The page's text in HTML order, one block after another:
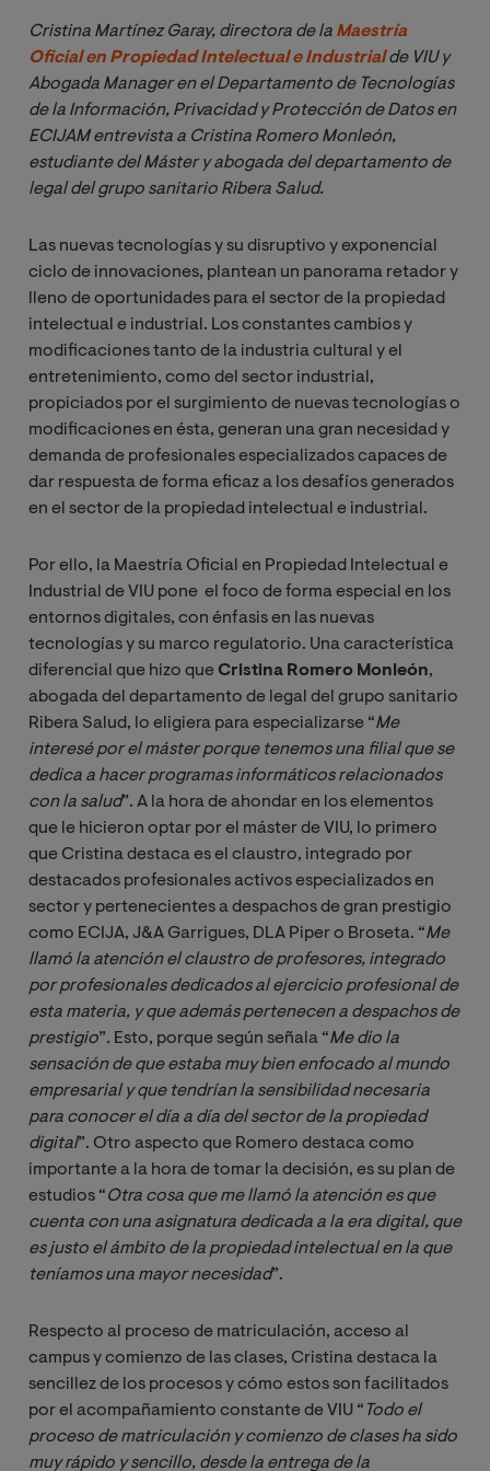
Cristina Martínez Garay, directora de la Maestría
Oficial en Propiedad Intelectual e Industrial de VIU y
Abogada Manager en el Departamento de Tecnologías
de la Información, Privacidad y Protección de Datos en
ECIJAM entrevista a Cristina Romero Monleón,
estudiante del Máster y abogada del departamento de
legal del grupo sanitario Ribera Salud.
Las nuevas tecnologías y su disruptivo y exponencial
ciclo de innovaciones, plantean un panorama retador y
lleno de oportunidades para el sector de la propiedad
intelectual e industrial. Los constantes cambios y
modificaciones tanto de la industria cultural y el
entretenimiento, como del sector industrial,
propiciados por el surgimiento de nuevas tecnologías o
modificaciones en ésta, generan una gran necesidad y
demanda de profesionales especializados capaces de
dar respuesta de forma eficaz a los desafíos generados
en el sector de la propiedad intelectual e industrial.
Por ello, la Maestría Oficial en Propiedad Intelectual e
Industrial de VIU pone el foco de forma especial en los
entornos digitales, con énfasis en las nuevas
tecnologías y su marco regulatorio. Una característica
diferencial que hizo queCristina Romero Monleón,
abogada del departamento de legal del grupo sanitario
Ribera Salud, lo eligiera para especializarse “Me
interesé por el máster porque tenemos una filial que se
dedica a hacer programas informáticos relacionados
con la salud”. A la hora de ahondar en los elementos
que le hicieron optar por el máster de VIU, lo primero
que Cristina destaca es el claustro, integrado por
destacados profesionales activos especializados en
sector y pertenecientes a despachos de gran prestigio
como ECIJA, J&A Garrigues, DLA Piper o Broseta. “Me
llamó la atención el claustro de profesores, integrado
por profesionales dedicados al ejercicio profesional de
esta materia, y que además pertenecen a despachos de
prestigio”. Esto, porque según señala “Me dio la
sensación de que estaba muy bien enfocado al mundo
empresarial y que tendrían la sensibilidad necesaria
para conocer el día a día del sector de la propiedad
digital”. Otro aspecto que Romero destaca como
importante a la hora de tomar la decisión, es su plan de
estudios “Otra cosa que me llamó la atención es que
cuenta con una asignatura dedicada a la era digital, que
es justo el ámbito de la propiedad intelectual en la que
teníamos una mayor necesidad”.
Respecto al proceso de matriculación, acceso al
campus y comienzo de las clases, Cristina destaca la
sencillez de los procesos y cómo estos son facilitados
por el acompañamiento constante de VIU “ Todo el
proceso de matriculación y comienzo de clases ha sido
muy rápido y sencillo, desde la entrega de la